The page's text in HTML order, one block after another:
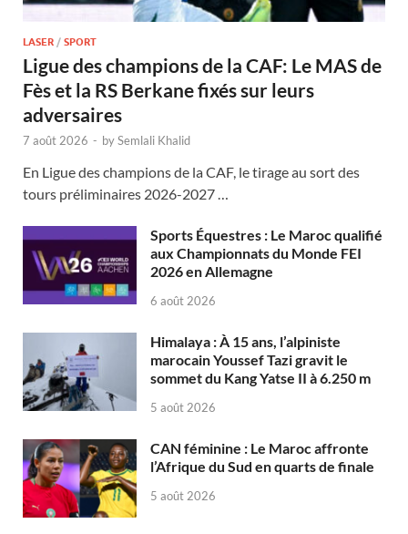
LASER / SPORT
Ligue des champions de la CAF: Le MAS de
Fès et la RS Berkane fixés sur leurs
adversaires
7 août 2026 - bySemlali Khalid
En Ligue des champions de la CAF, le tirage au sort des
tours préliminaires 2026-2027 …
Sports Équestres : Le Maroc qualifié
aux Championnats du Monde FEI
2026 en Allemagne
6 août 2026
Himalaya : À 15 ans, l’alpiniste
marocain Youssef Tazi gravit le
sommet du Kang Yatse II à 6.250 m
5 août 2026
CAN féminine : Le Maroc affronte
l’Afrique du Sud en quarts de finale
5 août 2026